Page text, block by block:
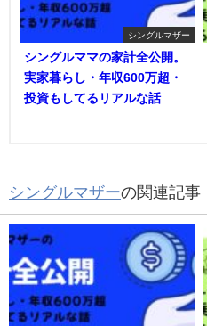
シングルマザー
シングルママの家計全公開。
実家暮らし・年収600万超・
投資もしてるリアルな話
シングルマザーの関連記事